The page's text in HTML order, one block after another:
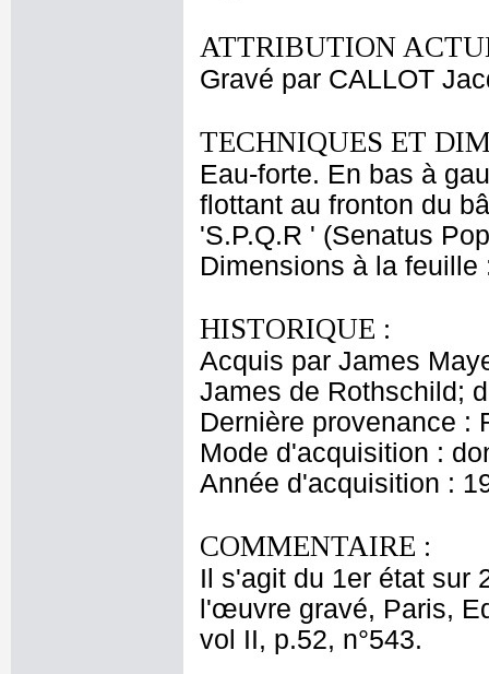
ATTRIBUTION
Gravé par CALLOT
TECHNIQUES ET
Eau-forte. En bas à
flottant au fronton du
'S.P.Q.R ' (Senatus
Dimensions à la
HISTORIQUE :
Acquis par James
James de Rothschild;
Dernière provenance :
Mode d'acquisition :
Année d'acquisition :
COMMENTAIRE :
Il s'agit du 1er état sur
l'œuvre gravé, Paris,
vol II, p.52, n°543.